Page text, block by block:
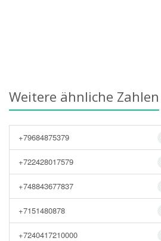
Weitere ähnliche Zahlen
+79684875379
+722428017579
+748843677837
+7151480878
+7240417210000